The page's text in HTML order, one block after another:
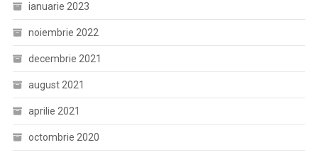
ianuarie 2023
noiembrie 2022
decembrie 2021
august 2021
aprilie 2021
octombrie 2020